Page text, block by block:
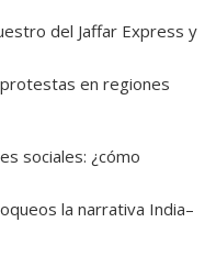
del Jaffar Express y
en regiones
sociales: ¿cómo
la narrativa India–